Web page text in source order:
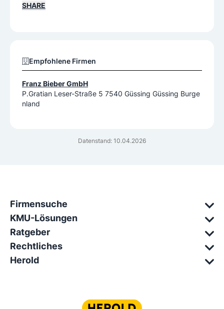
Datenstand: 10.04.2026
SHARE
Empfohlene Firmen
Franz Bieber GmbH
P.Gratian Leser-Straße 5 7540 Güssing Güssing Burge
nland
Firmensuche
KMU-Lösungen
Ratgeber
Rechtliches
Herold